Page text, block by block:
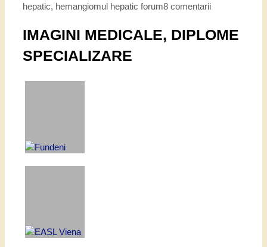
hepatic, hemangiomul hepatic forum8 comentarii
IMAGINI MEDICALE, DIPLOME
SPECIALIZARE